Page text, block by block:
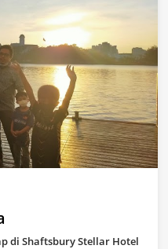
di Shaftsbury Stellar Hotel